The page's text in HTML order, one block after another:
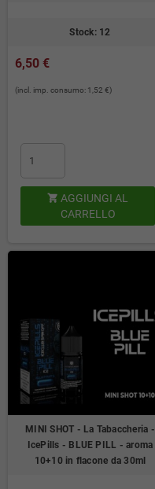
Stock: 12
6,50 €
(incl. imp. consumo: 1,52 €)
 AGGIUNGI AL
CARRELLO
MINI SHOT - La Tabaccheria -
IcePills - BLUE PILL - aroma
10+10 in flacone da 30ml